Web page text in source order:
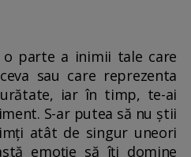
parte a inimii tale care
sau care reprezenta
iar în timp, te-ai
S-ar putea să nu știi
atât de singur uneori
emoție să îți domine